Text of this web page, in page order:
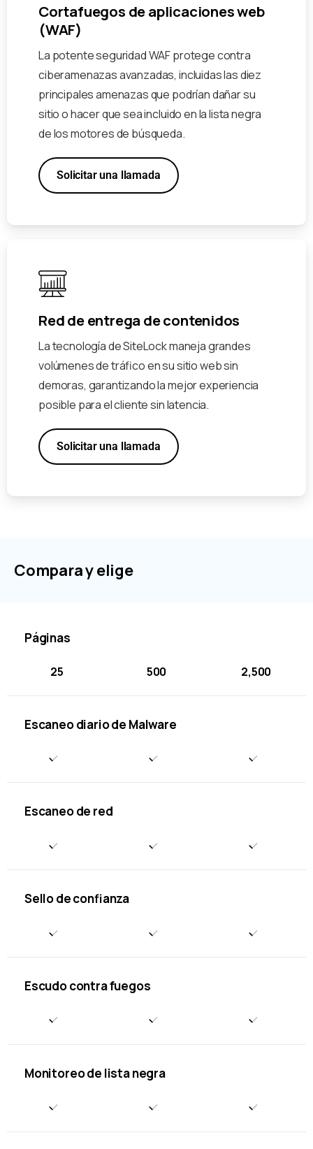
Cortafuegos de aplicaciones web
(WAF)
La potente seguridad WAF protege contra
ciberamenazas avanzadas, incluidas las diez
principales amenazas que podrían dañar su
sitio o hacer que sea incluido en la lista negra
de los motores de búsqueda.
Solicitar una llamada
Red de entrega de contenidos
La tecnología de SiteLock maneja grandes
volúmenes de tráfico en su sitio web sin
demoras, garantizando la mejor experiencia
posible para el cliente sin latencia.
Solicitar una llamada
Compara y elige
Páginas
25 500 2,500
Escaneo diario de Malware
Escaneo de red
Sello de confianza
Escudo contra fuegos
Monitoreo de lista negra